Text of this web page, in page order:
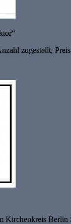
zugestellt,
Kirchenkreis